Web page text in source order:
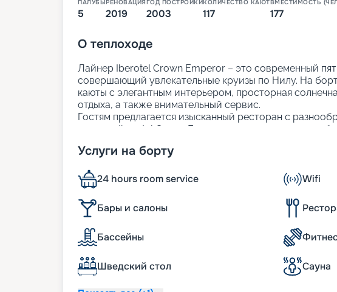
ПАЛУБЫ
5
РЕНОВАЦИЯ
2019
ГОД ПОСТРОЙКИ
2003
КОЛИЧЕСТВО КАЮТ
117
ВМЕСТИМОСТЬ
177
О теплоходе
Лайнер Iberotel Crown Emperor – это современный
совершающий увлекательные круизы по Нилу. На
каюты с элегантным интерьером, просторная
отдыха, а также внимательный сервис.
Гостям предлагается изысканный ресторан с
закусок. Iberotel Crown Emperor создан для того,
Размещение
размещением. В каждой каюте есть мини-бар и
отдых в номере был максимально комфортным.
Питание
В стоимость круиза уже входит трёхразовое питание,
Услуги на борту
24 hours room service Wifi
Бары и салоны
Бассейны
Шведский стол Сауна